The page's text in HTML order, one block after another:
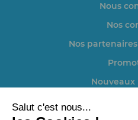
Nous
Nos
Nos